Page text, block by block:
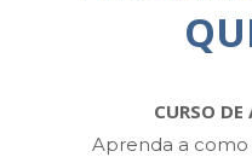
CURSO
Aprenda a como